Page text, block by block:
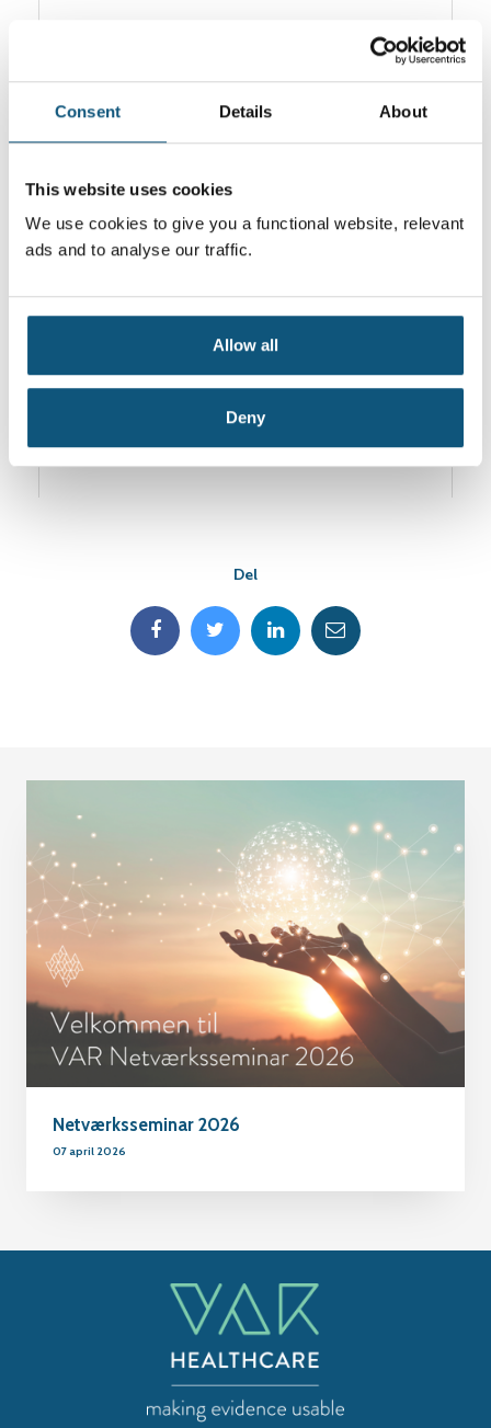
Consent Details About
This website uses cookies
We use cookies to give you a functional website, relevant
ads and to analyse our traffic.
Allow all
Deny
Del
Netværksseminar 2026
07 april 2026